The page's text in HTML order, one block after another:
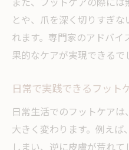
とや、爪を深く切りすぎ
れます。専門家のアドバ
果的なケアが実現できるで
日常で実践できるフット
日常生活でのフットケア
大きく変わります。例え
しまい、逆に皮膚が荒れ